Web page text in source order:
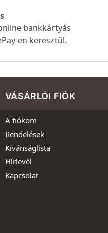
bankkártyás
en keresztül.
VÁSÁRLÓI FIÓK
A fiókom
Rendelések
Kívánságlista
Hírlevél
Kapcsolat